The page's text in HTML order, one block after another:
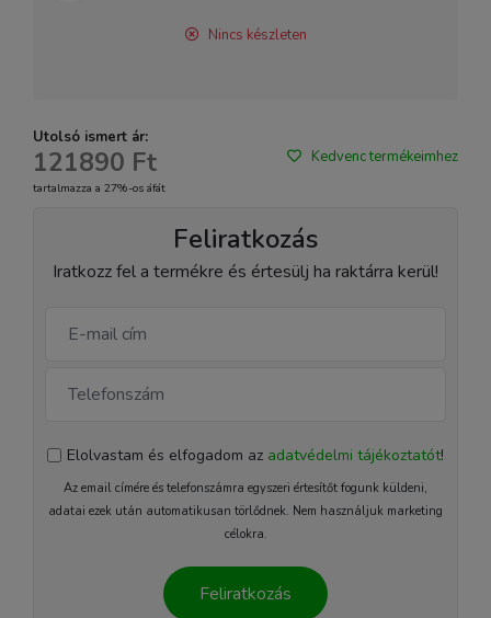
Nincs készleten
Utolsó ismert ár:
121890 Ft
tartalmazza a 27%-os áfát
Kedvenc termékeimhez
Feliratkozás
Iratkozz fel a termékre és értesülj ha raktárra kerül!
Elolvastam és elfogadom az adatvédelmi tájékoztatót!
Az email címére és telefonszámra egyszeri értesítőt fogunk küldeni,
adatai ezek után automatikusan törlődnek. Nem használjuk marketing
célokra.
Feliratkozás